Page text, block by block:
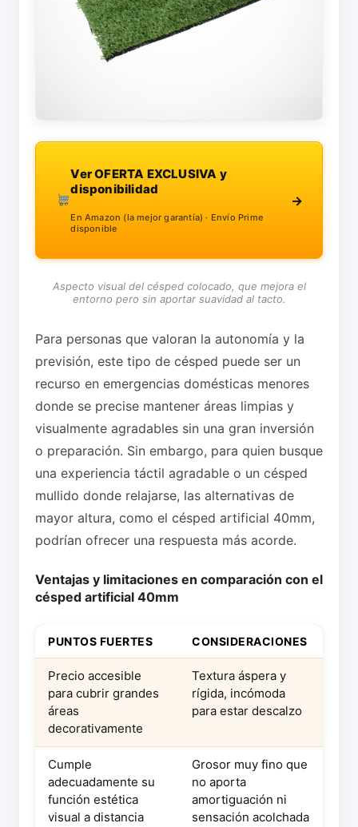
Ver OFERTA EXCLUSIVA y
disponibilidad
En Amazon (la mejor garantía) · Envío Prime
disponible
→
Aspecto visual del césped colocado, que mejora el
entorno pero sin aportar suavidad al tacto.
Para personas que valoran la autonomía y la
previsión, este tipo de césped puede ser un
recurso en emergencias domésticas menores
donde se precise mantener áreas limpias y
visualmente agradables sin una gran inversión
o preparación. Sin embargo, para quien busque
una experiencia táctil agradable o un césped
mullido donde relajarse, las alternativas de
mayor altura, como el césped artificial 40mm,
podrían ofrecer una respuesta más acorde.
Ventajas y limitaciones en comparación con el
césped artificial 40mm
PUNTOS FUERTES CONSIDERACIONES
Precio accesible
para cubrir grandes
áreas
decorativamente
Textura áspera y
rígida, incómoda
para estar descalzo
Cumple
adecuadamente su
función estética
visual a distancia
Grosor muy fino que
no aporta
amortiguación ni
sensación acolchada